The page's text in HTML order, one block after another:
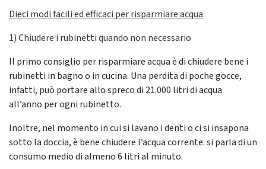
Dieci modi facili ed efficaci per risparmiare acqua
1) Chiudere i rubinetti quando non necessario
Il primo consiglio per risparmiare acqua è di chiudere bene i
rubinetti in bagno o in cucina. Una perdita di poche gocce,
infatti, può portare allo spreco di 21.000 litri di acqua
all’anno per ogni rubinetto.
Inoltre, nel momento in cui si lavano i denti o ci si insapona
sotto la doccia, è bene chiudere l’acqua corrente: si parla di un
consumo medio di almeno 6 litri al minuto.